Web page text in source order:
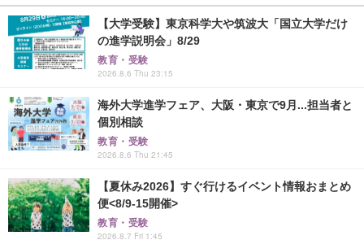
【大学受験】東京科学大や筑波大「国立大学だけ
の進学説明会」8/29
教育・受験
2026.8.6 Thu 23:15
海外大学進学フェア、大阪・東京で9月...担当者と
個別相談
教育・受験
2026.8.6 Thu 21:45
【夏休み2026】すぐ行けるイベント情報おまとめ
便<8/9-15開催>
教育・受験
2026.8.7 Fri 1:45